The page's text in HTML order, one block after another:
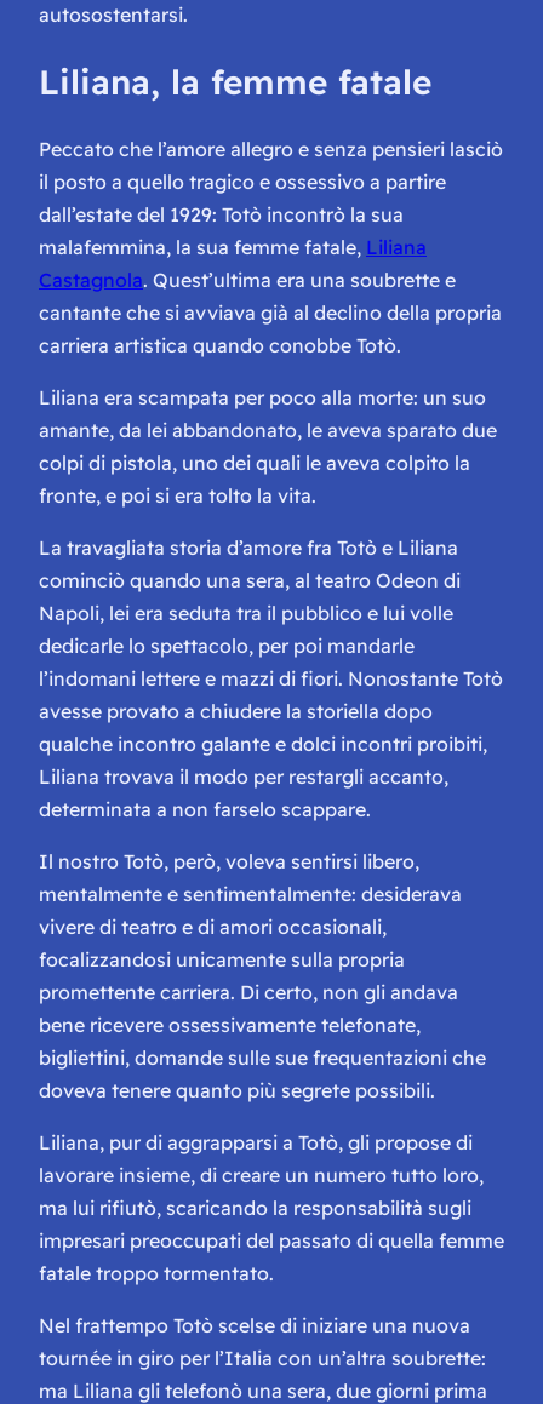
autosostentarsi.
Liliana, la femme fatale
Peccato che l’amore allegro e senza pensieri lasciò
il posto a quello tragico e ossessivo a partire
dall’estate del 1929: Totò incontrò la sua
malafemmina, la sua femme fatale, Liliana
Castagnola. Quest’ultima era una soubrette e
cantante che si avviava già al declino della propria
carriera artistica quando conobbe Totò.
Liliana era scampata per poco alla morte: un suo
amante, da lei abbandonato, le aveva sparato due
colpi di pistola, uno dei quali le aveva colpito la
fronte, e poi si era tolto la vita.
La travagliata storia d’amore fra Totò e Liliana
cominciò quando una sera, al teatro Odeon di
Napoli, lei era seduta tra il pubblico e lui volle
dedicarle lo spettacolo, per poi mandarle
l’indomani lettere e mazzi di fiori. Nonostante Totò
avesse provato a chiudere la storiella dopo
qualche incontro galante e dolci incontri proibiti,
Liliana trovava il modo per restargli accanto,
determinata a non farselo scappare.
Il nostro Totò, però, voleva sentirsi libero,
mentalmente e sentimentalmente: desiderava
vivere di teatro e di amori occasionali,
focalizzandosi unicamente sulla propria
promettente carriera. Di certo, non gli andava
bene ricevere ossessivamente telefonate,
bigliettini, domande sulle sue frequentazioni che
doveva tenere quanto più segrete possibili.
Liliana, pur di aggrapparsi a Totò, gli propose di
lavorare insieme, di creare un numero tutto loro,
ma lui rifiutò, scaricando la responsabilità sugli
impresari preoccupati del passato di quella femme
fatale troppo tormentato.
Nel frattempo Totò scelse di iniziare una nuova
tournée in giro per l’Italia con un’altra soubrette:
ma Liliana gli telefonò una sera, due giorni prima